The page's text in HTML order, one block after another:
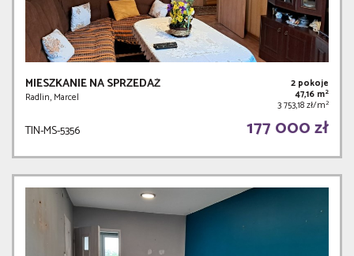
MIESZKANIE NA SPRZEDAŻ
Radlin, Marcel
2 pokoje
47,16 m2
3 753,18 zł/m2
TIN-MS-5356 177 000 zł